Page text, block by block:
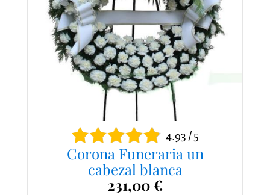
4.93 / 5
Corona Funeraria un
cabezal blanca
231,00 €